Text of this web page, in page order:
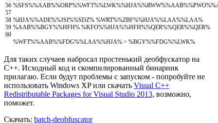
56
57
58
59
60
%SFS%%AAB%%ORP%%WFT%%LWK%%HJA%%RWW%%AAB%%PWO%%
%HJA%%ADE%%JSI%%SDZ% %WRT%%ZBF%%HJA%%LAA%%LAA%
%AAB%%BGY%%HFH% %KFO%%HJA%%HFH%%QER%%QER%%QER%
%WFT%%AAB%%FDG%%LAA%%HJA% > %BGY%%FDG%%LWK%
Для таких случаев набросал простенький деобфускатор на
C++. Исходный код и скомпилированный бинарник
прилагаю. Если будут проблемы с запуском - попробуйте не
использовать Windows XP или скачать Visual C++
Redistributable Packages for Visual Studio 2013, возможно,
поможет.
Скачать: batch-deobfuscator